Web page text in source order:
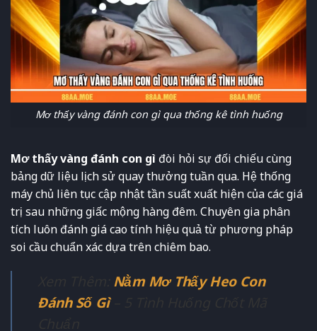
Mơ thấy vàng đánh con gì qua thống kê tình huống
Mơ thấy vàng đánh con gì đòi hỏi sự đối chiếu cùng
bảng dữ liệu lịch sử quay thưởng tuần qua. Hệ thống
máy chủ liên tục cập nhật tần suất xuất hiện của các giá
trị sau những giấc mộng hàng đêm. Chuyên gia phân
tích luôn đánh giá cao tính hiệu quả từ phương pháp
soi cầu chuẩn xác dựa trên chiêm bao.
Nằm Mơ Thấy Heo Con
Đánh Số Gì– 5 Tình Huống Chốt Mã